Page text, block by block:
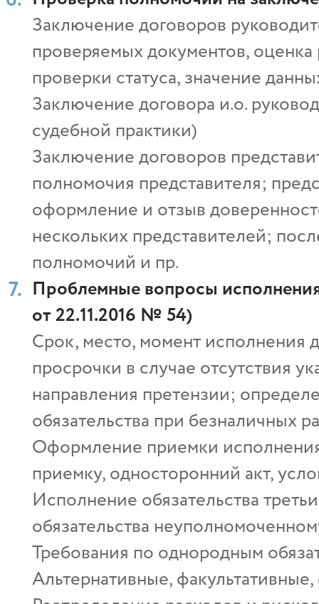
Заключение договоров
проверяемых документов,
проверки статуса, значение
Заключение договора и.о.
судебной практики)
Заключение договоров
полномочия представителя;
оформление и отзыв
нескольких представителей;
полномочий и пр.
Проблемные вопросы
от 22.11.2016 № 54)
Срок, место, момент исполнения
просрочки в случае отсутствия
направления претензии;
обязательства при безналичных
Оформление приемки
приемку, односторонний акт,
Исполнение обязательства
обязательства
Требования по однородным
Альтернативные,